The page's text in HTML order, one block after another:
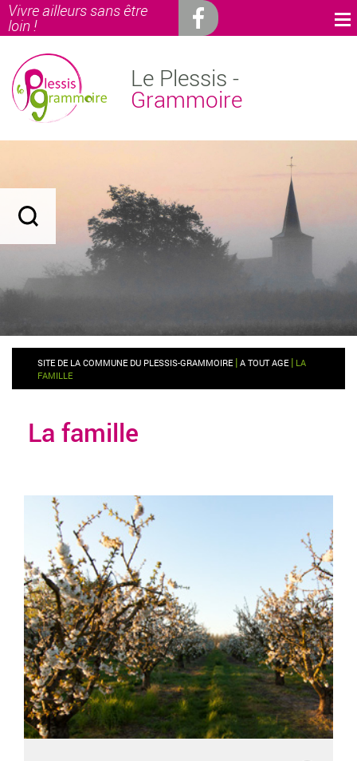
Vivre ailleurs sans être
loin !
Le Plessis -
Grammoire
SITE DE LA COMMUNE DU PLESSIS-GRAMMOIRE| A TOUT AGE| LA
FAMILLE
La famille